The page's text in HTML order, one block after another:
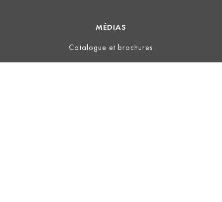
MÉDIAS
Catalogue et brochures